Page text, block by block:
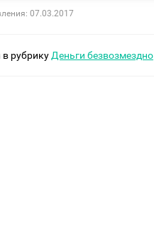
07.03.2017
в рубрику Деньги безвозмездно